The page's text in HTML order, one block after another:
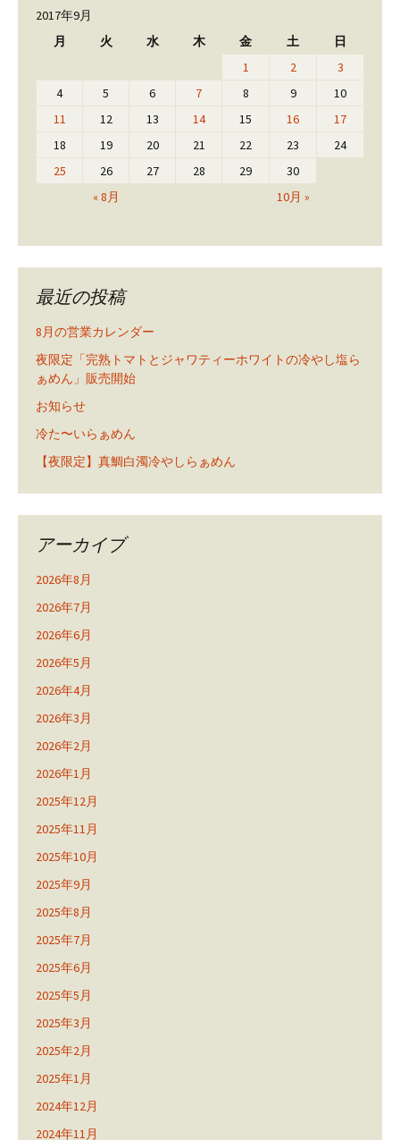
2017年9月
月
火 水 木 金 土 日
« 8月 10月 »
1 2
3
4
5 6 7 8 9
10
11
12 13 14 15 16
17
18
19 20 21 22 23
24
25
26 27 28 29 30
最近の投稿
8月の営業カレンダー
夜限定「完熟トマトとジャワティーホワイトの冷やし塩ら
ぁめん」販売開始
お知らせ
冷た〜いらぁめん
【夜限定】真鯛白濁冷やしらぁめん
アーカイブ
2026年8月
2026年7月
2026年6月
2026年5月
2026年4月
2026年3月
2026年2月
2026年1月
2025年12月
2025年11月
2025年10月
2025年9月
2025年8月
2025年7月
2025年6月
2025年5月
2025年3月
2025年2月
2025年1月
2024年12月
2024年11月